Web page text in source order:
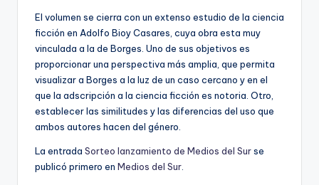
El volumen se cierra con un extenso estudio de la ciencia
ficción en Adolfo Bioy Casares, cuya obra esta muy
vinculada a la de Borges. Uno de sus objetivos es
proporcionar una perspectiva más amplia, que permita
visualizar a Borges a la luz de un caso cercano y en el
que la adscripción a la ciencia ficción es notoria. Otro,
establecer las similitudes y las diferencias del uso que
ambos autores hacen del género.
La entrada Sorteo lanzamiento de Medios del Surse
publicó primero en Medios del Sur